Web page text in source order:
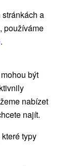
NEJLEVNĚJŠÍ
a
používáme
.
být
nabízet
najít.
typy